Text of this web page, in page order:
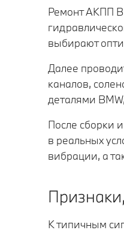
Ремонт АКПП
выбирают
Далее
каналов,
деталями
После сборки
в реальных
вибрации, а
К типичным